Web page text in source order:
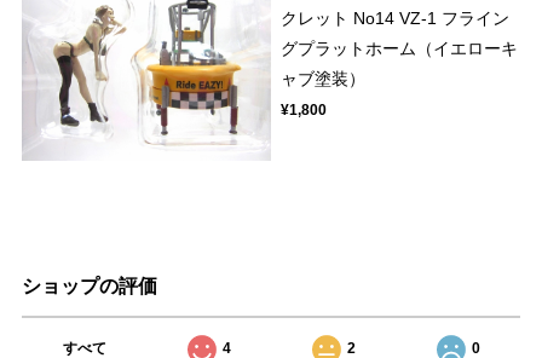
クレット No14 VZ-1 フライン
グプラットホーム（イエローキ
ャブ塗装）
¥1,800
ショップの評価
すべて 4 2 0